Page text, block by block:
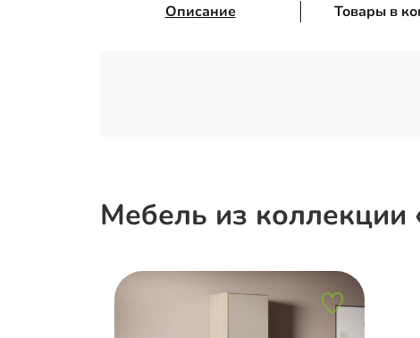
Описание Товары в
Мебель из коллекции